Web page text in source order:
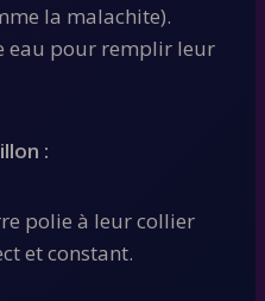
la malachite).
eau pour remplir leur
:
polie à leur collier
et constant.